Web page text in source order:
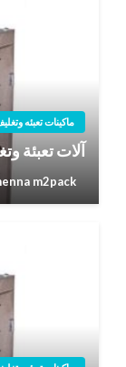
ماكينات تعبئه
آلات تعبئة
m2pack